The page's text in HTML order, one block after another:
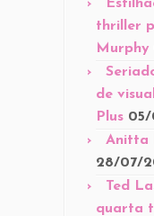
thriller
Murphy
de
Plus
Anitta
28/07/
Ted
quarta